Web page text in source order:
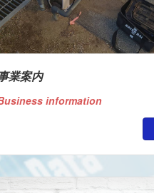
業案内
information